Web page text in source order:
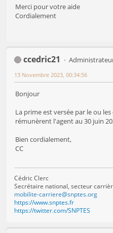
Merci pour votre aide
Cordialement
ccedric21
13 Novembre 2023, 00:34:56
Bonjour
La prime est versée par le ou
rémunèrent l'agent au 30 juin
Bien cordialement,
CC
Cédric Clerc
Secrétaire national, secteur
mobilite-carriere@snptes.org
https://www.snptes.fr
https://twitter.com/SNPTES